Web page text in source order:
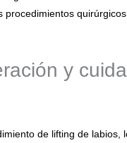
procedimientos
y
de lifting de labios,